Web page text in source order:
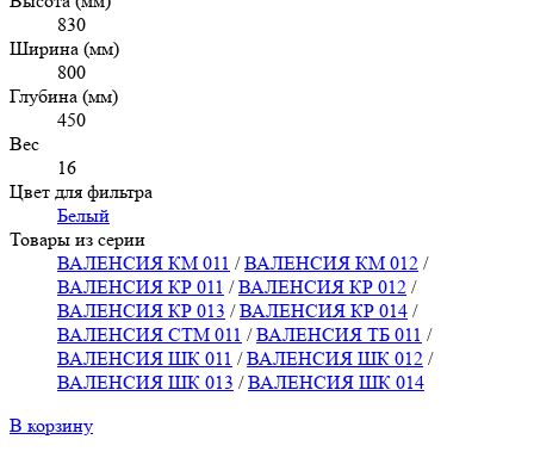
830
Ширина (мм)
800
Глубина (мм)
450
Вес
16
Цвет для фильтра
Белый
Товары из серии
ВАЛЕНСИЯ КМ 011 /ВАЛЕНСИЯ КМ 012 /
ВАЛЕНСИЯ КР 011 /ВАЛЕНСИЯ КР 012 /
ВАЛЕНСИЯ КР 013 /ВАЛЕНСИЯ КР 014 /
ВАЛЕНСИЯ СТМ 011 /ВАЛЕНСИЯ ТБ 011 /
ВАЛЕНСИЯ ШК 011 /ВАЛЕНСИЯ ШК 012 /
ВАЛЕНСИЯ ШК 013 /ВАЛЕНСИЯ ШК 014
В корзину